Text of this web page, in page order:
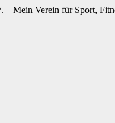
Mein Verein für Sport,